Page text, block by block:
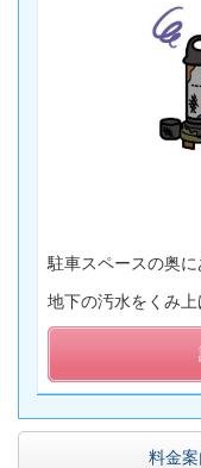
駐車スペースの奥に
地下の汚水をくみ
料金